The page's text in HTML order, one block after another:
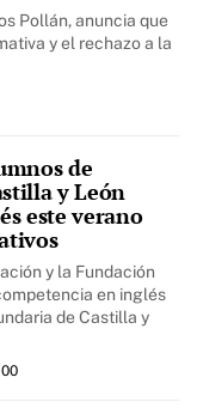
Pollán, anuncia que
y el rechazo a la
de
y León
este verano
y la Fundación
en inglés
de Castilla y